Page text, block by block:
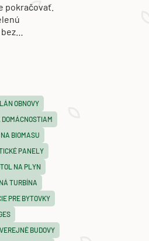
pokračovať.
OBNOVY
BIOMASU
PANELY
NA PLYN
TURBÍNA
PRE BYTOVKY
BUDOVY